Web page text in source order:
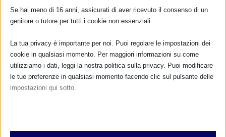
Se hai meno di 16 anni, assicurati di aver ricevuto il consenso di un
genitore o tutore per tutti i cookie non essenziali.
La tua privacy è importante per noi. Puoi regolare le impostazioni dei
cookie in qualsiasi momento. Per maggiori informazioni su come
utilizziamo i dati, leggi la nostra politica sulla privacy. Puoi modificare
le tue preferenze in qualsiasi momento facendo clic sul pulsante delle
impostazioni qui sotto.
Essenziali